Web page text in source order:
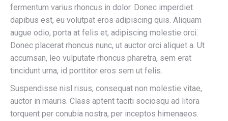
fermentum varius rhoncus in dolor. Donec imperdiet
dapibus est, eu volutpat eros adipiscing quis. Aliquam
augue odio, porta at felis et, adipiscing molestie orci.
Donec placerat rhoncus nunc, ut auctor orci aliquet a. Ut
accumsan, leo vulputate rhoncus pharetra, sem erat
tincidunt urna, id porttitor eros sem ut felis.
Suspendisse nisl risus, consequat non molestie vitae,
auctor in mauris. Class aptent taciti sociosqu ad litora
torquent per conubia nostra, per inceptos himenaeos.